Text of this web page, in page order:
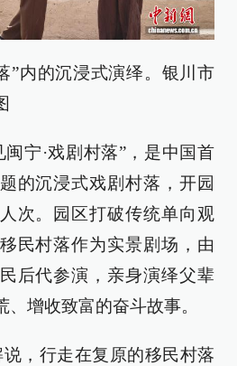
”内的沉浸式演绎。银川市
宁·戏剧村落”，是中国首
的沉浸式戏剧村落，开园
次。园区打破传统单向观
民村落作为实景剧场，由
后代参演，亲身演绎父辈
增收致富的奋斗故事。
，行走在复原的移民村落